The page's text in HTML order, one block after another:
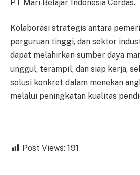
PT Mari Belajar Indonesia Cerdas.
Kolaborasi strategis antara
perguruan tinggi, dan sektor
dapat melahirkan sumber daya
unggul, terampil, dan siap kerja,
solusi konkret dalam menekan
melalui peningkatan kualitas
Post Views: 191